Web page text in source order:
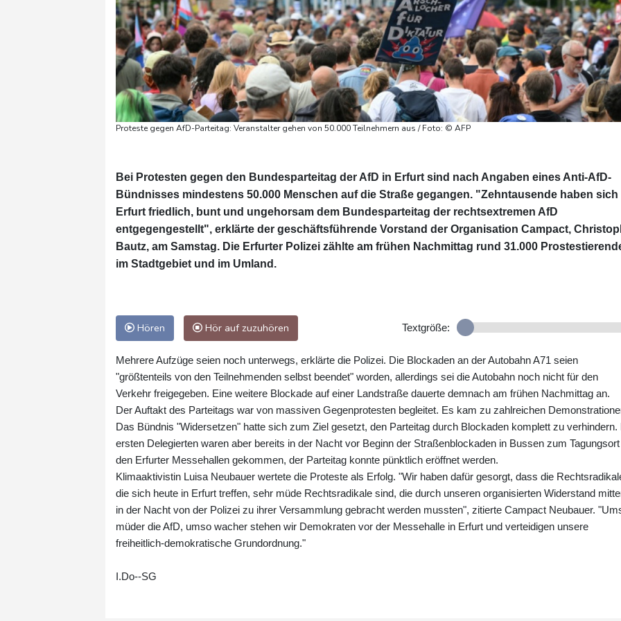
Proteste gegen AfD-Parteitag: Veranstalter gehen von 50.000 Teilnehmern aus / Foto: © AFP
Bei Protesten gegen den Bundesparteitag der AfD in Erfurt sind nach Angaben eines Anti-AfD-
Bündnisses mindestens 50.000 Menschen auf die Straße gegangen. "Zehntausende haben sich
Erfurt friedlich, bunt und ungehorsam dem Bundesparteitag der rechtsextremen AfD
entgegengestellt", erklärte der geschäftsführende Vorstand der Organisation Campact,
Bautz, am Samstag. Die Erfurter Polizei zählte am frühen Nachmittag rund 31.000
im Stadtgebiet und im Umland.
Hören Hör auf zuzuhören Textgröße:
Mehrere Aufzüge seien noch unterwegs, erklärte die Polizei. Die Blockaden an der Autobahn A71 seien
"größtenteils von den Teilnehmenden selbst beendet" worden, allerdings sei die Autobahn noch nicht für den
Verkehr freigegeben. Eine weitere Blockade auf einer Landstraße dauerte demnach am frühen Nachmittag an.
Der Auftakt des Parteitags war von massiven Gegenprotesten begleitet. Es kam zu zahlreichen
Das Bündnis "Widersetzen" hatte sich zum Ziel gesetzt, den Parteitag durch Blockaden komplett zu verhindern.
ersten Delegierten waren aber bereits in der Nacht vor Beginn der Straßenblockaden in Bussen zum
den Erfurter Messehallen gekommen, der Parteitag konnte pünktlich eröffnet werden.
Klimaaktivistin Luisa Neubauer wertete die Proteste als Erfolg. "Wir haben dafür gesorgt, dass die
die sich heute in Erfurt treffen, sehr müde Rechtsradikale sind, die durch unseren organisierten Widerstand
in der Nacht von der Polizei zu ihrer Versammlung gebracht werden mussten", zitierte Campact Neubauer.
müder die AfD, umso wacher stehen wir Demokraten vor der Messehalle in Erfurt und verteidigen unsere
freiheitlich-demokratische Grundordnung."
I.Do--SG